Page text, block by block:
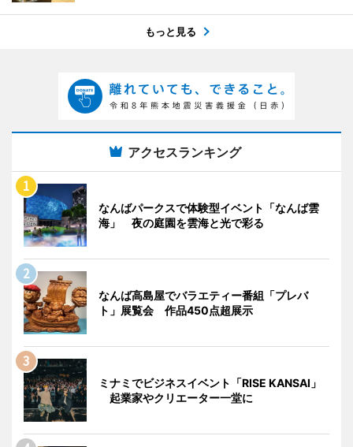
もっと見る
アクセスランキング
なんばパークスで体験型イベント「なんば雲
海」 夜の庭園を雲海と光で彩る
なんば高島屋でバラエティー番組「プレバ
ト」展覧会 作品450点超展示
ミナミでビジネスイベント「RISE KANSAI」
起業家やクリエーター一堂に